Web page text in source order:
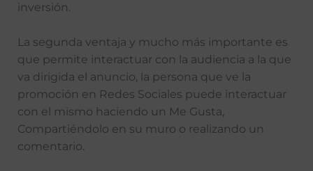
inversión.
La segunda ventaja y mucho más importante es
que permite interactuar con la audiencia a la que
va dirigida el anuncio, la persona que ve la
promoción en Redes Sociales puede interactuar
con el mismo haciendo un Me Gusta,
Compartiéndolo en su muro o realizando un
comentario.